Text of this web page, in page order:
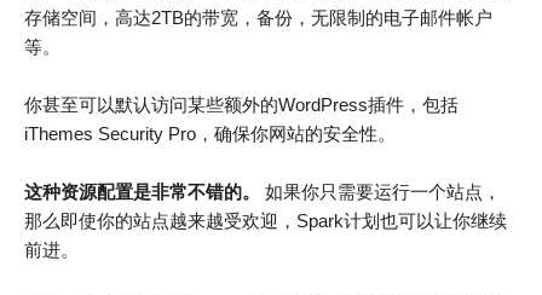
存储空间，高达2TB的带宽，备份，无限制的电子邮件帐户
等。
你甚至可以默认访问某些额外的WordPress插件，包括
iThemes Security Pro，确保你网站的安全性。
这种资源配置是非常不错的。
如果你只需要运行一个站点，
那么即使你的站点越来越受欢迎，Spark计划也可以让你继续
前进。